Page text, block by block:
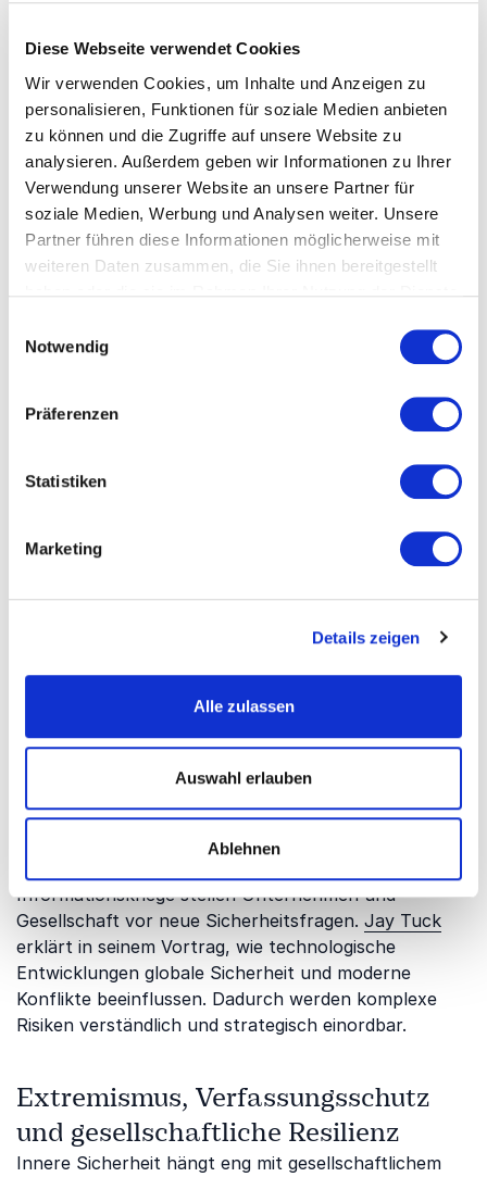
Diese Webseite verwendet Cookies
Wir verwenden Cookies, um Inhalte und Anzeigen zu
personalisieren, Funktionen für soziale Medien anbieten
zu können und die Zugriffe auf unsere Website zu
analysieren. Außerdem geben wir Informationen zu Ihrer
Verwendung unserer Website an unsere Partner für
soziale Medien, Werbung und Analysen weiter. Unsere
Partner führen diese Informationen möglicherweise mit
weiteren Daten zusammen, die Sie ihnen bereitgestellt
Notwendig
Präferenzen
Statistiken
Marketing
Details zeigen
Alle zulassen
Auswahl erlauben
Ablehnen
Strategie, Krisen und
sicherheitspolitische Orientierung
Innere Sicherheit verlangt klare Analyse und
strategisches Denken. Organisationen müssen
einschätzen können, welche Entwicklungen ihre
Stabilität, Entscheidungsfähigkeit und Verantwortung
vermittelt in seinem Vortrag
Strategie in komplexen Lagen Orientierung schafft.
So entstehen Impulse für Führung, Krisenfestigkeit
Situationen
sondern auch von innerer Stabilität. Menschen und
Belastung konstruktiv umzugehen.Chiara Behrens de
zeigt, wie mentale Stärke, Teamdynamik und
Fokus in anspruchsvollen Situationen gefördert
werden können. Das stärkt Handlungsfähigkeit,
Vertrauen und Zusammenarbeit.
Cyberrisiken, KI und globale
Sicherheit
Digitale Technologien verändern Bedrohungslagen
Informationskriege stellen Unternehmen und
Gesellschaft vor neue Sicherheitsfragen. Jay Tuck
erklärt in seinem Vortrag, wie technologische
Entwicklungen globale Sicherheit und moderne
Konflikte beeinflussen. Dadurch werden komplexe
Risiken verständlich und strategisch einordbar.
Extremismus, Verfassungsschutz
und gesellschaftliche Resilienz
Innere Sicherheit hängt eng mit gesellschaftlichem